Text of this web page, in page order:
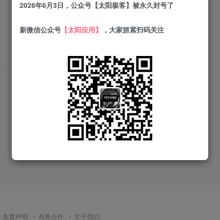
暂无内容
免责声明 商务合作 关于我们
2026年6月3日，公众号【太阳极客】被永久封号了
新微信公众号 【太阳应用】 ，大家抓紧扫码关注